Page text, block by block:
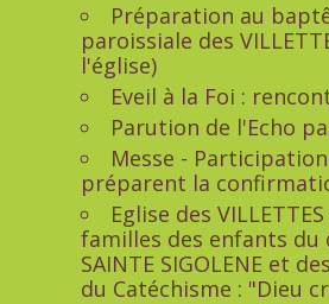
Préparation au
paroissiale des
l'église)
Eveil à la Foi :
Parution de l'Echo
Messe -
préparent la
Eglise des
familles des enfants du
SAINTE SIGOLENE et
du Catéchisme : "Dieu